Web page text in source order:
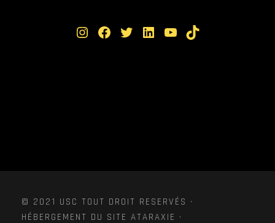
Instagram Facebook Twitter LinkedIn YouTube TikTok
© 2021 USC TOUT DROIT RESERVÉS ·
HÉBERGEMENT DU SITE ATARAXIE ·